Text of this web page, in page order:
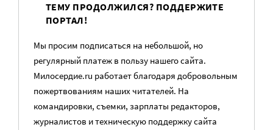
ТЕМУ ПРОДОЛЖИЛСЯ? ПОДДЕРЖИТЕ
ПОРТАЛ!
Мы просим подписаться на небольшой, но
регулярный платеж в пользу нашего сайта.
Милосердие.ru работает благодаря добровольным
пожертвованиям наших читателей. На
командировки, съемки, зарплаты редакторов,
журналистов и техническую поддержку сайта